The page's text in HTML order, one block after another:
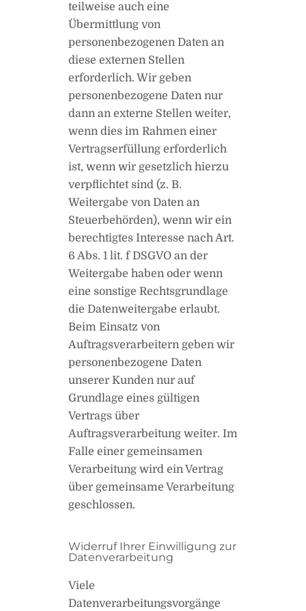
teilweise auch eine
Übermittlung von
personenbezogenen Daten an
diese externen Stellen
erforderlich. Wir geben
personenbezogene Daten nur
dann an externe Stellen weiter,
wenn dies im Rahmen einer
Vertragserfüllung erforderlich
ist, wenn wir gesetzlich hierzu
verpflichtet sind (z. B.
Weitergabe von Daten an
Steuerbehörden), wenn wir ein
berechtigtes Interesse nach Art.
6 Abs. 1 lit. f DSGVO an der
Weitergabe haben oder wenn
eine sonstige Rechtsgrundlage
die Datenweitergabe erlaubt.
Beim Einsatz von
Auftragsverarbeitern geben wir
personenbezogene Daten
unserer Kunden nur auf
Grundlage eines gültigen
Vertrags über
Auftragsverarbeitung weiter. Im
Falle einer gemeinsamen
Verarbeitung wird ein Vertrag
über gemeinsame Verarbeitung
geschlossen.
Widerruf Ihrer Einwilligung zur
Datenverarbeitung
Viele
Datenverarbeitungsvorgänge